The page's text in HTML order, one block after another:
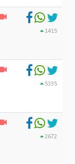
1415
5335
2672